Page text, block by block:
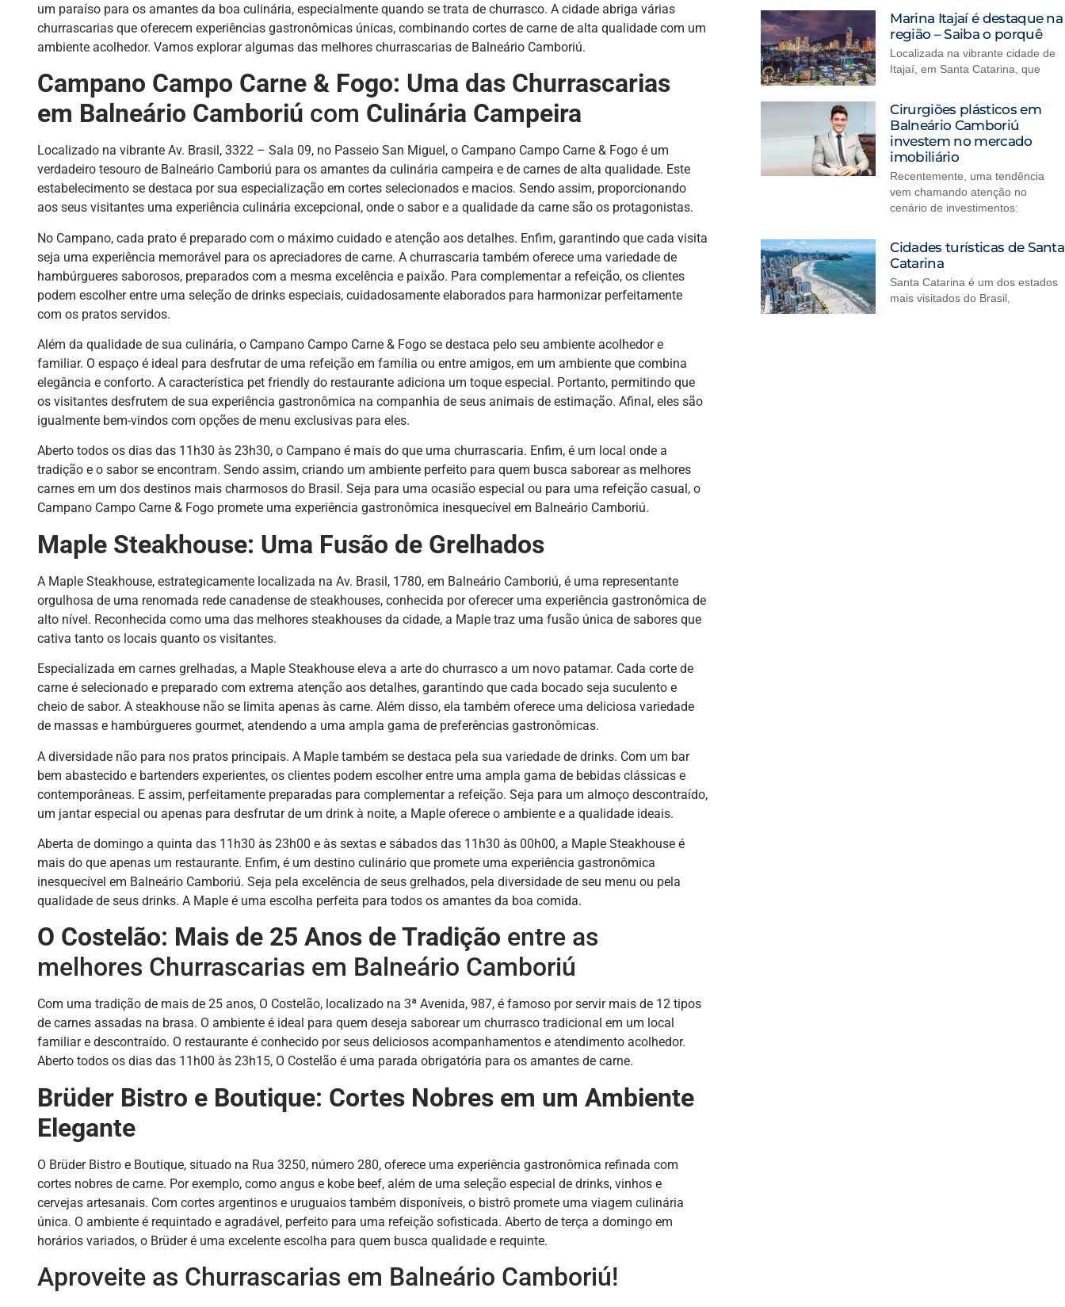
um paraíso para os amantes da boa culinária, especialmente quando se trata de churrasco. A cidade abriga várias
churrascarias que oferecem experiências gastronômicas únicas, combinando cortes de carne de alta qualidade com um
ambiente acolhedor. Vamos explorar algumas das melhores churrascarias de Balneário Camboriú.
Campano Campo Carne & Fogo: Uma das Churrascarias
em Balneário Camboriú com Culinária Campeira
Localizado na vibrante Av. Brasil, 3322 – Sala 09, no Passeio San Miguel, o Campano Campo Carne & Fogo é um
verdadeiro tesouro de Balneário Camboriú para os amantes da culinária campeira e de carnes de alta qualidade. Este
estabelecimento se destaca por sua especialização em cortes selecionados e macios. Sendo assim, proporcionando
aos seus visitantes uma experiência culinária excepcional, onde o sabor e a qualidade da carne são os protagonistas.
No Campano, cada prato é preparado com o máximo cuidado e atenção aos detalhes. Enfim, garantindo que cada visita
seja uma experiência memorável para os apreciadores de carne. A churrascaria também oferece uma variedade de
hambúrgueres saborosos, preparados com a mesma excelência e paixão. Para complementar a refeição, os clientes
podem escolher entre uma seleção de drinks especiais, cuidadosamente elaborados para harmonizar perfeitamente
com os pratos servidos.
Além da qualidade de sua culinária, o Campano Campo Carne & Fogo se destaca pelo seu ambiente acolhedor e
familiar. O espaço é ideal para desfrutar de uma refeição em família ou entre amigos, em um ambiente que combina
elegância e conforto. A característica pet friendly do restaurante adiciona um toque especial. Portanto, permitindo que
os visitantes desfrutem de sua experiência gastronômica na companhia de seus animais de estimação. Afinal, eles são
igualmente bem-vindos com opções de menu exclusivas para eles.
Aberto todos os dias das 11h30 às 23h30, o Campano é mais do que uma churrascaria. Enfim, é um local onde a
tradição e o sabor se encontram. Sendo assim, criando um ambiente perfeito para quem busca saborear as melhores
carnes em um dos destinos mais charmosos do Brasil. Seja para uma ocasião especial ou para uma refeição casual, o
Campano Campo Carne & Fogo promete uma experiência gastronômica inesquecível em Balneário Camboriú.
Maple Steakhouse: Uma Fusão de Grelhados
A Maple Steakhouse, estrategicamente localizada na Av. Brasil, 1780, em Balneário Camboriú, é uma representante
orgulhosa de uma renomada rede canadense de steakhouses, conhecida por oferecer uma experiência gastronômica de
alto nível. Reconhecida como uma das melhores steakhouses da cidade, a Maple traz uma fusão única de sabores que
cativa tanto os locais quanto os visitantes.
Especializada em carnes grelhadas, a Maple Steakhouse eleva a arte do churrasco a um novo patamar. Cada corte de
carne é selecionado e preparado com extrema atenção aos detalhes, garantindo que cada bocado seja suculento e
cheio de sabor. A steakhouse não se limita apenas às carne. Além disso, ela também oferece uma deliciosa variedade
de massas e hambúrgueres gourmet, atendendo a uma ampla gama de preferências gastronômicas.
A diversidade não para nos pratos principais. A Maple também se destaca pela sua variedade de drinks. Com um bar
bem abastecido e bartenders experientes, os clientes podem escolher entre uma ampla gama de bebidas clássicas e
contemporâneas. E assim, perfeitamente preparadas para complementar a refeição. Seja para um almoço descontraído,
um jantar especial ou apenas para desfrutar de um drink à noite, a Maple oferece o ambiente e a qualidade ideais.
Aberta de domingo a quinta das 11h30 às 23h00 e às sextas e sábados das 11h30 às 00h00, a Maple Steakhouse é
mais do que apenas um restaurante. Enfim, é um destino culinário que promete uma experiência gastronômica
inesquecível em Balneário Camboriú. Seja pela excelência de seus grelhados, pela diversidade de seu menu ou pela
qualidade de seus drinks. A Maple é uma escolha perfeita para todos os amantes da boa comida.
O Costelão: Mais de 25 Anos de Tradição entre as
melhores Churrascarias em Balneário Camboriú
Com uma tradição de mais de 25 anos, O Costelão, localizado na 3ª Avenida, 987, é famoso por servir mais de 12 tipos
de carnes assadas na brasa. O ambiente é ideal para quem deseja saborear um churrasco tradicional em um local
familiar e descontraído. O restaurante é conhecido por seus deliciosos acompanhamentos e atendimento acolhedor.
Aberto todos os dias das 11h00 às 23h15, O Costelão é uma parada obrigatória para os amantes de carne.
Brüder Bistro e Boutique: Cortes Nobres em um Ambiente
Elegante
O Brüder Bistro e Boutique, situado na Rua 3250, número 280, oferece uma experiência gastronômica refinada com
cortes nobres de carne. Por exemplo, como angus e kobe beef, além de uma seleção especial de drinks, vinhos e
cervejas artesanais. Com cortes argentinos e uruguaios também disponíveis, o bistrô promete uma viagem culinária
única. O ambiente é requintado e agradável, perfeito para uma refeição sofisticada. Aberto de terça a domingo em
horários variados, o Brüder é uma excelente escolha para quem busca qualidade e requinte.
Aproveite as Churrascarias em Balneário Camboriú!
Marina Itajaí é destaque na
região – Saiba o porquê
Localizada na vibrante cidade de
Itajaí, em Santa Catarina, que
Cirurgiões plásticos em
Balneário Camboriú
investem no mercado
imobiliário
Recentemente, uma tendência
vem chamando atenção no
cenário de investimentos:
Cidades turísticas de Santa
Catarina
Santa Catarina é um dos estados
mais visitados do Brasil,